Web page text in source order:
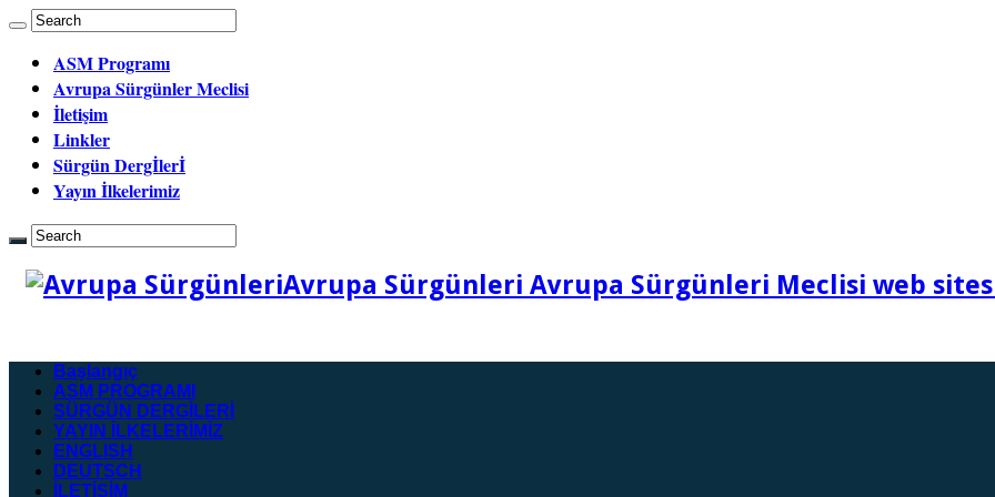
ASM Programı
Avrupa Sürgünler Meclisi
İletişim
Linkler
Sürgün Dergİlerİ
Yayın İlkelerimiz
Avrupa Sürgünleri Avrupa Sürgünleri Meclisi web
Başlangıç
ASM PROGRAMI
SÜRGÜN DERGİLERİ
YAYIN İLKELERİMİZ
ENGLISH
DEUTSCH
İLETİŞİM